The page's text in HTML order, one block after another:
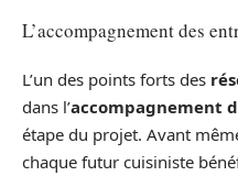
L’accompagnement des
L’un des points forts des
dans l’accompagnement
étape du projet. Avant
chaque futur cuisiniste